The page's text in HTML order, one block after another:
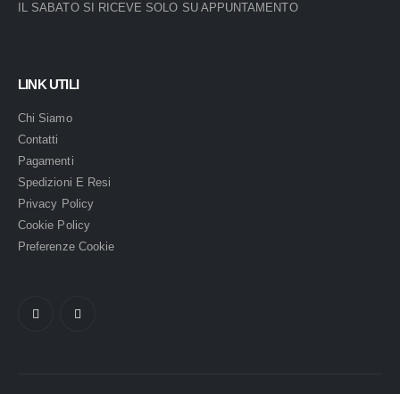
IL SABATO SI RICEVE SOLO SU APPUNTAMENTO
LINK UTILI
Chi Siamo
Contatti
Pagamenti
Spedizioni E Resi
Privacy Policy
Cookie Policy
Preferenze Cookie